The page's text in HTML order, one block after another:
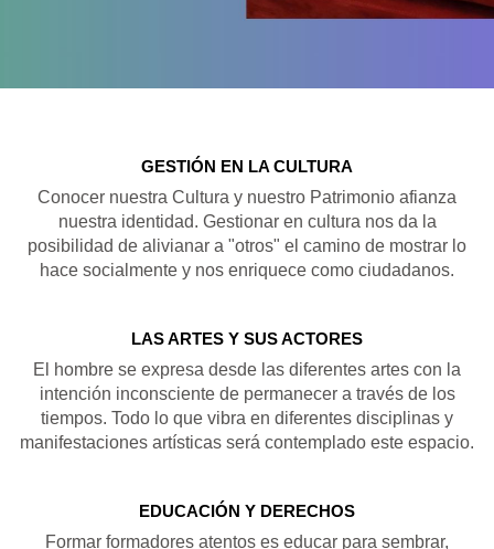
GESTIÓN EN LA CULTURA
Conocer nuestra Cultura y nuestro Patrimonio afianza
nuestra identidad. Gestionar en cultura nos da la
posibilidad de alivianar a "otros" el camino de mostrar lo
hace socialmente y nos enriquece como ciudadanos.
LAS ARTES Y SUS ACTORES
El hombre se expresa desde las diferentes artes con la
intención inconsciente de permanecer a través de los
tiempos. Todo lo que vibra en diferentes disciplinas y
manifestaciones artísticas será contemplado este espacio.
EDUCACIÓN Y DERECHOS
Formar formadores atentos es educar para sembrar,